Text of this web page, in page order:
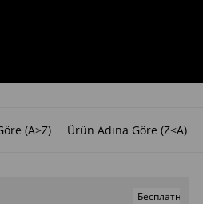
(A>Z) Ürün Adına Göre (Z<A)
Бесплатная